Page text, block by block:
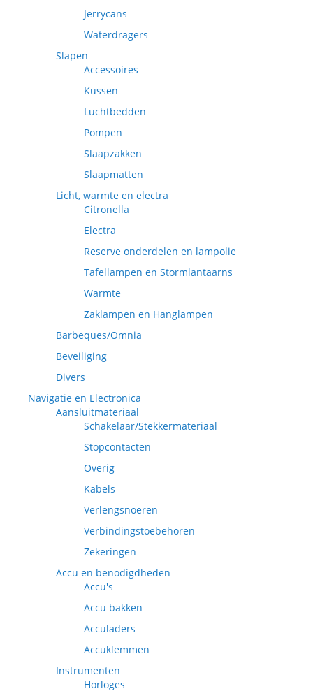
Jerrycans
Waterdragers
Slapen
Accessoires
Kussen
Luchtbedden
Pompen
Slaapzakken
Slaapmatten
Licht, warmte en electra
Citronella
Electra
Reserve onderdelen en lampolie
Tafellampen en Stormlantaarns
Warmte
Zaklampen en Hanglampen
Barbeques/Omnia
Beveiliging
Divers
Navigatie en Electronica
Aansluitmateriaal
Schakelaar/Stekkermateriaal
Stopcontacten
Overig
Kabels
Verlengsnoeren
Verbindingstoebehoren
Zekeringen
Accu en benodigdheden
Accu's
Accu bakken
Acculaders
Accuklemmen
Instrumenten
Horloges